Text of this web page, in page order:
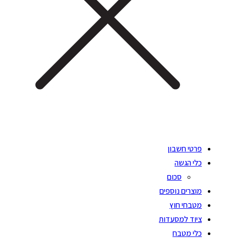
פרטי חשבון
כלי הגשה
סכום
מוצרים נוספים
מטבחי חוץ
ציוד למסעדות
כלי מטבח